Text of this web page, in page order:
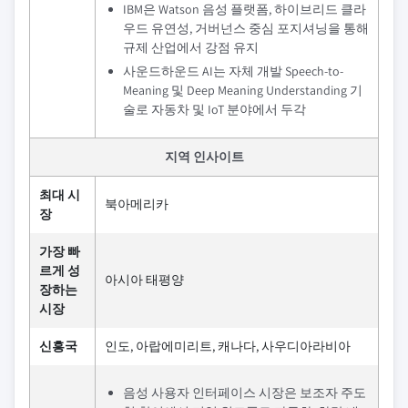
IBM은 Watson 음성 플랫폼, 하이브리드 클라
우드 유연성, 거버넌스 중심 포지셔닝을 통해
규제 산업에서 강점 유지
사운드하운드 AI는 자체 개발 Speech-to-
Meaning 및 Deep Meaning Understanding 기
술로 자동차 및 IoT 분야에서 두각
지역 인사이트
최대 시
장
북아메리카
가장 빠
르게 성
장하는
시장
아시아 태평양
신흥국 인도, 아랍에미리트, 캐나다, 사우디아라비아
음성 사용자 인터페이스 시장은 보조자 주도